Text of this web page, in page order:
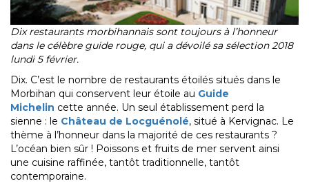
Dix restaurants morbihannais sont toujours à l’honneur
dans le célèbre guide rouge, qui a dévoilé sa sélection 2018
lundi 5 février.
Dix. C’est le nombre de restaurants étoilés situés dans le
Morbihan qui conservent leur étoile au Guide
Michelin cette année. Un seul établissement perd la
sienne : le Château de Locguénolé, situé à Kervignac. Le
thème à l’honneur dans la majorité de ces restaurants ?
L’océan bien sûr ! Poissons et fruits de mer servent ainsi
une cuisine raffinée, tantôt traditionnelle, tantôt
contemporaine.